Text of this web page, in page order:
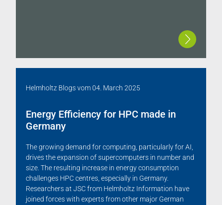
Helmholtz Blogsvom04. March 2025
Energy Efficiency for HPC made in
Germany
The growing demand for computing, particularly for AI,
drives the expansion of supercomputers in number and
size. The resulting increase in energy consumption
challenges HPC centres, especially in Germany.
Researchers at JSC from Helmholtz Information have
joined forces with experts from other major German